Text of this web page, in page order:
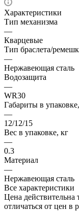
Характеристики
Тип механизма
—
Кварцевые
Тип браслета/
—
Нержавеющая сталь
Водозащита
—
WR30
Габариты в
—
12/12/15
Вес в упаковке, кг
—
0.3
Материал
—
Нержавеющая сталь
Все характеристики
Цена действительна
отличаться от цен в